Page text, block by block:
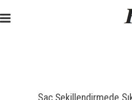
Saç Şekillendirmede